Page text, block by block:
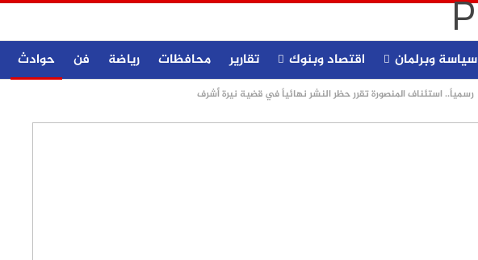
سياسة وبرلمان اقتصاد وبنوك تقارير محافظات رياضة فن حوادث
رسمياً.. استئناف المنصورة تقرر حظر النشر نهائياً في قضية نيرة أشرف